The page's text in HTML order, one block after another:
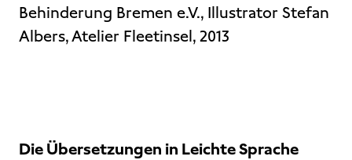
Behinderung Bremen e.V., Illustrator Stefan
Albers, Atelier Fleetinsel, 2013
Die Übersetzungen in Leichte Sprache